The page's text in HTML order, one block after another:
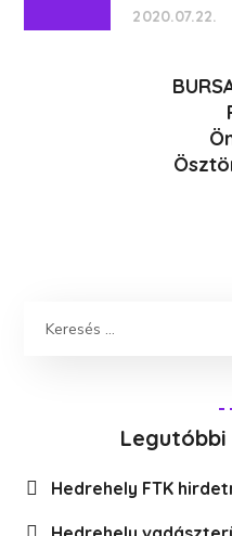
2020.07.22.
Hedrehely FTK